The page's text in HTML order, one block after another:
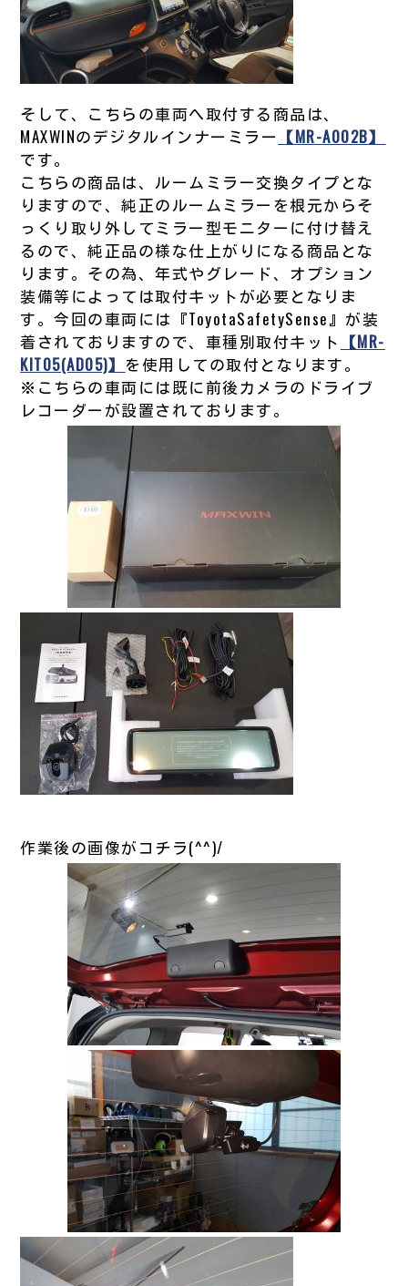
そして、こちらの車両へ取付する商品は、
MAXWINのデジタルインナーミラー 【MR-A002B】
です。
こちらの商品は、ルームミラー交換タイプとな
りますので、純正のルームミラーを根元からそ
っくり取り外してミラー型モニターに付け替え
るので、純正品の様な仕上がりになる商品とな
ります。その為、年式やグレード、オプション
装備等によっては取付キットが必要となりま
す。今回の車両には『ToyotaSafetySense』が装
着されておりますので、車種別取付キット 【MR-
KIT05(AD05)】 を使用しての取付となります。
※こちらの車両には既に前後カメラのドライブ
レコーダーが設置されております。
作業後の画像がコチラ(^^)/